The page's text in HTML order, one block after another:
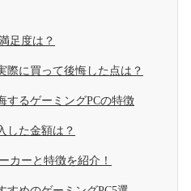
足度は？
際に買って後悔した点は？
するゲーミングPCの特徴
した金額は？
カーと特徴を紹介！